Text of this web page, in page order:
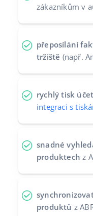
zákazníkům v
přeposílání
tržiště (např.
rychlý tisk
integraci s
snadné
produktechz
produktů z